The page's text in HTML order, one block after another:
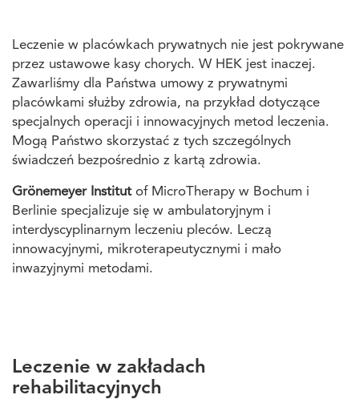
Leczenie w placówkach prywatnych nie jest pokrywane
przez ustawowe kasy chorych. W HEK jest inaczej.
Zawarliśmy dla Państwa umowy z prywatnymi
placówkami służby zdrowia, na przykład dotyczące
specjalnych operacji i innowacyjnych metod leczenia.
Mogą Państwo skorzystać z tych szczególnych
świadczeń bezpośrednio z kartą zdrowia.
Grönemeyer Institutof MicroTherapy w Bochum i
Berlinie specjalizuje się w ambulatoryjnym i
interdyscyplinarnym leczeniu pleców. Leczą
innowacyjnymi, mikroterapeutycznymi i mało
inwazyjnymi metodami.
Leczenie w zakładach
rehabilitacyjnych